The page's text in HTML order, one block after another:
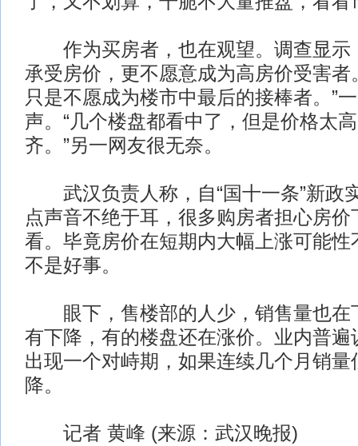
作为买房者，也在观望。调查显示
承受房价，更不愿意成为高房价受害者
只是不愿成为楼市中最后的接棒者。”
声。“几个楼盘都看中了，但是价格太
齐。”另一网友很无奈。
武汉负责人称，自“国十一条”新政
点声音不绝于耳，很多购房者担心房
看。毕竟房价在短期内大幅上涨可能性
不是好事。
眼下，售楼部的人少，销售量也在
有下降，有的楼盘还在涨价。业内普遍
出现一个对峙期，如果连续几个月销量
降。
记者 黄峰 (来源：武汉晚报)